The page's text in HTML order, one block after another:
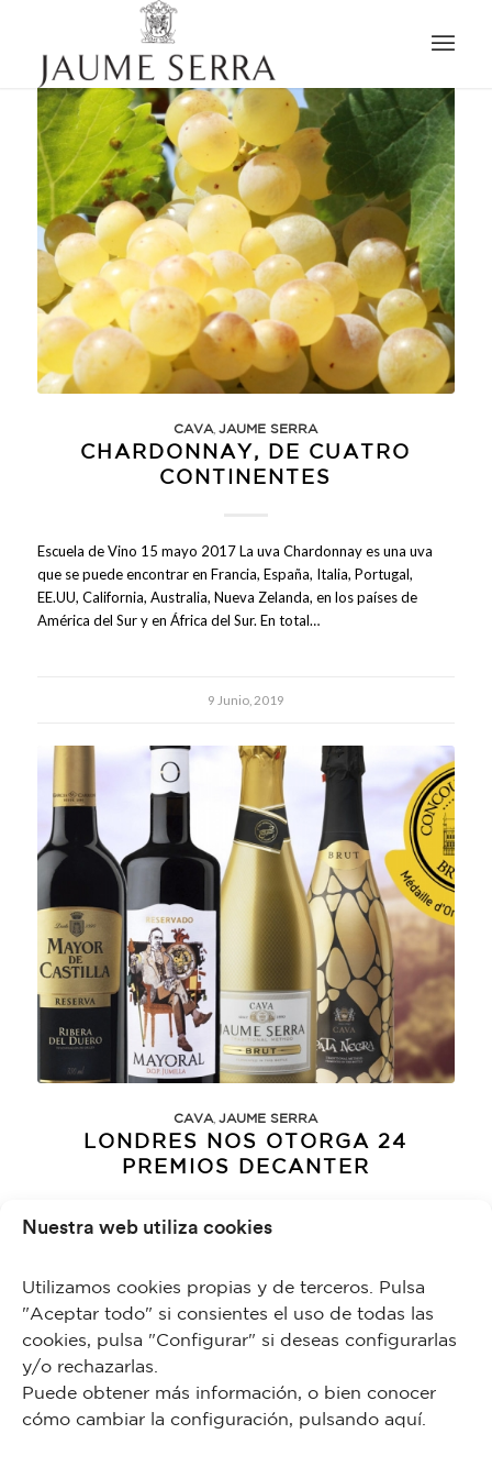
Nuestra web utiliza cookies
Utilizamos cookies propias y de terceros. Pulsa
"Aceptar todo" si consientes el uso de todas las
cookies, pulsa "Configurar" si deseas configurarlas
y/o rechazarlas.
Puede obtener más información, o bien conocer
cómo cambiar la configuración, pulsando aquí.
CAVA ,JAUME SERRA
CHARDONNAY, DE CUATRO
CONTINENTES
Escuela de Vino 15 mayo 2017 La uva Chardonnay es una uva
que se puede encontrar en Francia, España, Italia, Portugal,
EE.UU, California, Australia, Nueva Zelanda, en los países de
América del Sur y en África del Sur. En total…
9 Junio, 2019
CAVA ,JAUME SERRA
LONDRES NOS OTORGA 24
PREMIOS DECANTER
calidad García Carrión, con un balance que rompe todas las
marcas anteriores, 24 premios que dejan un balance de 62
medallas…
9 Junio, 2019